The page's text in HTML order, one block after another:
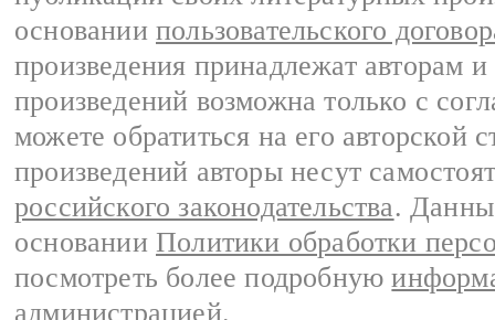
основании пользовательского
произведения принадлежат авторам
произведений возможна только с
можете обратиться на его авторской
произведений авторы несут
российского законодательства.
основании Политики обработки
посмотреть более подробную
администрацией.